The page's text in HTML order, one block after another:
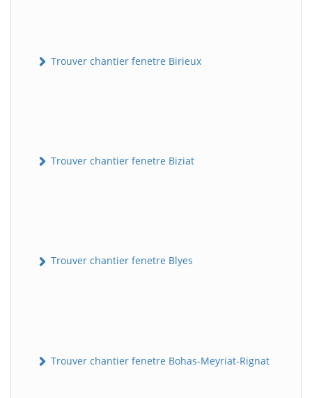
Trouver chantier fenetre Birieux
Trouver chantier fenetre Biziat
Trouver chantier fenetre Blyes
Trouver chantier fenetre Bohas-Meyriat-Rignat